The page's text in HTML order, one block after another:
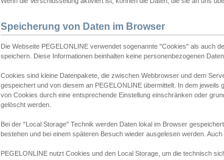
Speicherung von Daten im Browser
Die Webseite PEGELONLINE verwendet sogenannte "Cookies" als auch
speichern. Diese Informationen beinhalten keine personenbezogenen Daten.
Cookies sind kleine Datenpakete, die zwischen Webbrowser und dem
gespeichert und von diesem an PEGELONLINE übermittelt. In dem
von Cookies durch eine entsprechende Einstellung einschränken oder
gelöscht werden.
Bei der "Local Storage" Technik werden Daten lokal im Browser
bestehen und bei einem späteren Besuch wieder ausgelesen werden.
PEGELONLINE nutzt Cookies und den Local Storage, um die technisch